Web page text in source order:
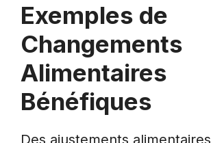
Exemples de
Changements
Alimentaires
Bénéfiques
Des ajustements alimentaires